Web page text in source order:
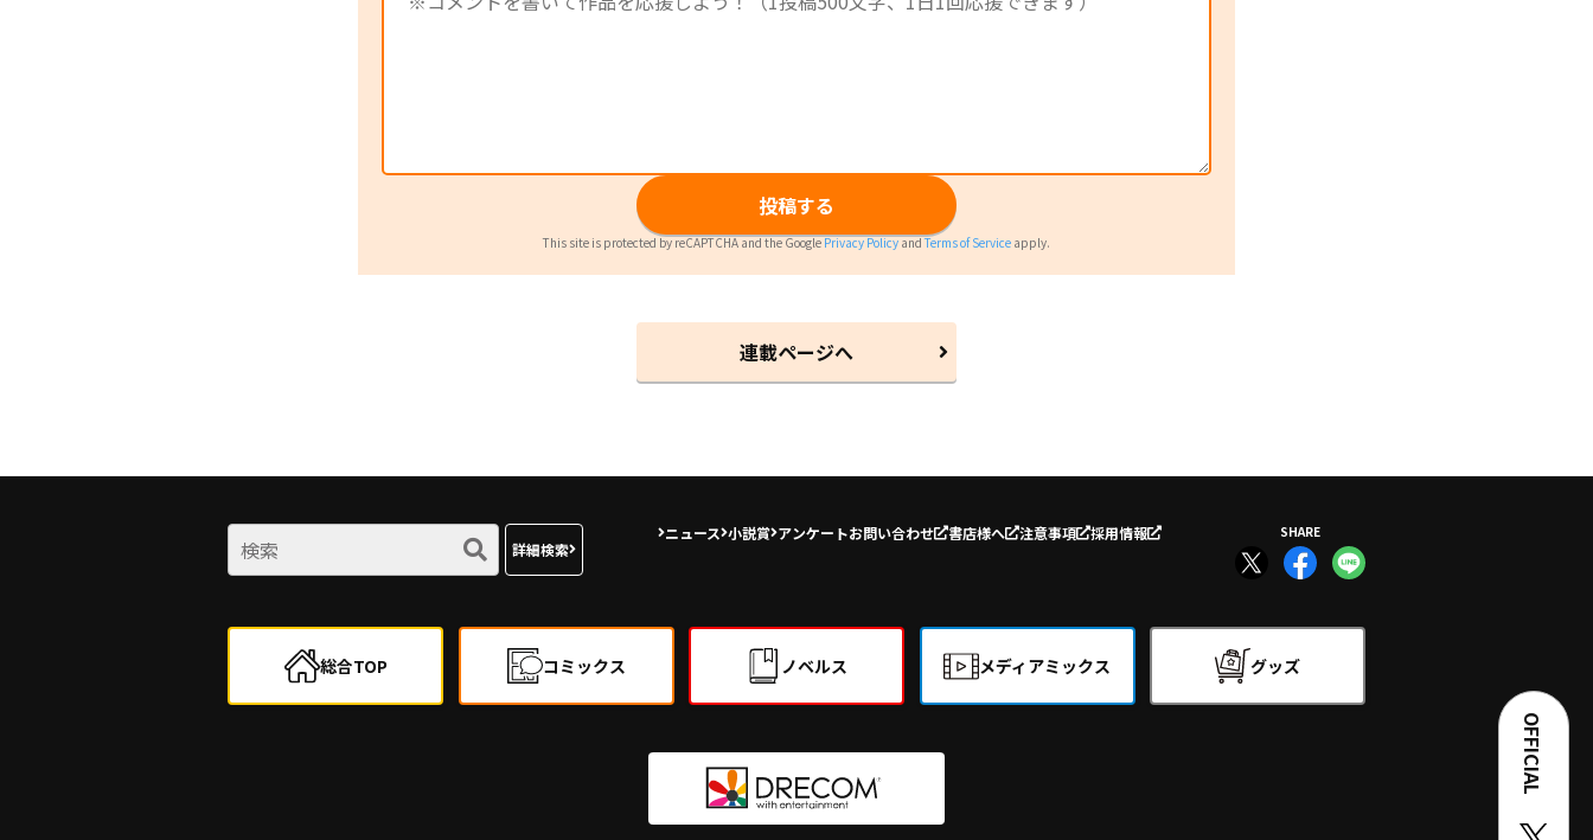
投稿する
This site is protected by reCAPTCHA and the GooglePrivacy PolicyandTerms of Service apply.
連載ページへ
詳細検索
ニュース 小説賞 アンケートお問い合わせ 書店様へ 注意事項 採用情報 SHARE
総合TOP コミックス ノベルス メディアミックス グッズ
OFFICIAL